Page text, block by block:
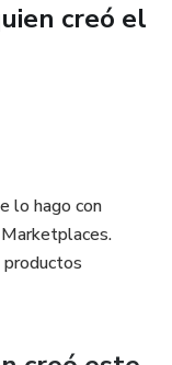
tu ventaja
una
se
con o sin
pipeline esté
creó el
lo hago con